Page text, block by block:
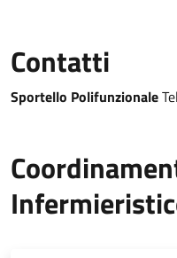
(poliposi adenomatosa
serrate, poliposi
Contatti
Sportello Polifunzionale